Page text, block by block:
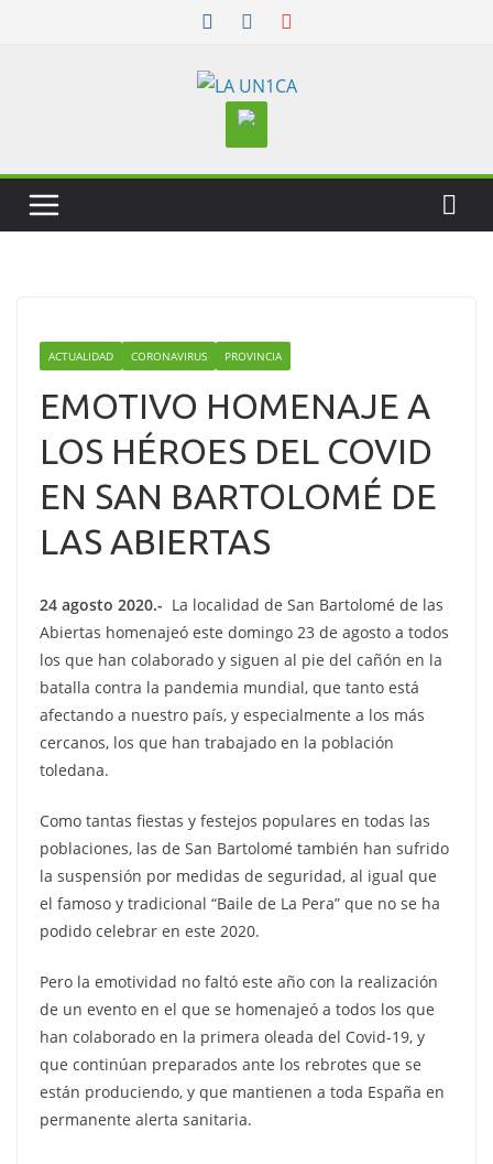
ACTUALIDAD CORONAVIRUS PROVINCIA
EMOTIVO HOMENAJE A
LOS HÉROES DEL COVID
EN SAN BARTOLOMÉ DE
LAS ABIERTAS
24 agosto 2020.- La localidad de San Bartolomé de las
Abiertas homenajeó este domingo 23 de agosto a todos
los que han colaborado y siguen al pie del cañón en la
batalla contra la pandemia mundial, que tanto está
afectando a nuestro país, y especialmente a los más
cercanos, los que han trabajado en la población
toledana.
Como tantas fiestas y festejos populares en todas las
poblaciones, las de San Bartolomé también han sufrido
la suspensión por medidas de seguridad, al igual que
el famoso y tradicional “Baile de La Pera” que no se ha
podido celebrar en este 2020.
Pero la emotividad no faltó este año con la realización
de un evento en el que se homenajeó a todos los que
han colaborado en la primera oleada del Covid-19, y
que continúan preparados ante los rebrotes que se
están produciendo, y que mantienen a toda España en
permanente alerta sanitaria.